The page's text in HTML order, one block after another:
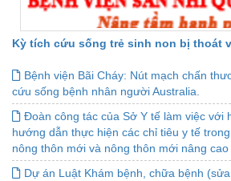
Kỳ tích cứu sống trẻ sinh non bị thoát
Bệnh viện Bãi Cháy: Nút mạch chấn
cứu sống bệnh nhân người Australia.
Đoàn công tác của Sở Y tế làm việc với
hướng dẫn thực hiện các chỉ tiêu y tế
nông thôn mới và nông thôn mới nâng
Dự án Luật Khám bệnh, chữa bệnh